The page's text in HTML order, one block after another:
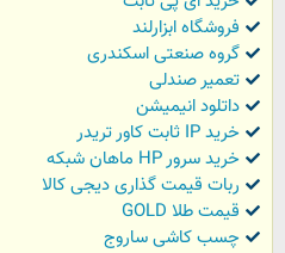
فروشگاه ابزارلند
گروه صنعتی اسکندری
تعمیر صندلی
داتلود انیمیشن
خرید IP ثابت کاور تریدر
خرید سرور HP ماهان شبکه
ربات قیمت گذاری دیجی کالا
قیمت طلا GOLD
چسب کاشی ساروج